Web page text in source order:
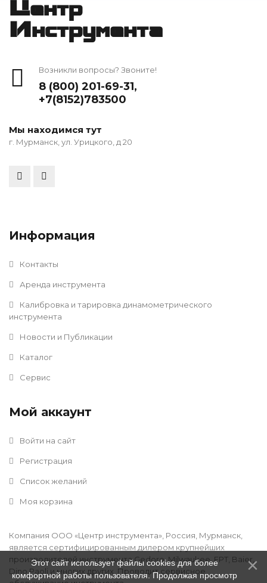
Центр
Инструмента
Возникли вопросы? Звоните!
8 (800) 201-69-31,
+7(8152)783500
Мы находимся тут
г. Мурманск, ул. Урицкого, д 20
Информация
Контакты
Аренда инструмента
Калибровка и тарировка динамометрического
инструмента
Новости и Публикации
Каталог
Сервис
Мой аккаунт
Войти на сайт
Регистрация
Список желаний
Моя корзина
Компания ООО «Центр инструмента», Россия, Мурманск,
является сертифицированным дилером крупнейших
производителей инструмента Gedore, Milwaukee, FPT, Baier,
Dino Paoli и многих других. Проводит сервисное
Этот сайт использует файлы cookies для более
комфортной работы пользователя. Продолжая просмотр